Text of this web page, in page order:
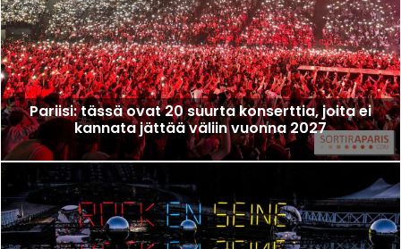
Pariisi: tässä ovat 20 suurta konserttia, joita ei
kannata jättää väliin vuonna 2027